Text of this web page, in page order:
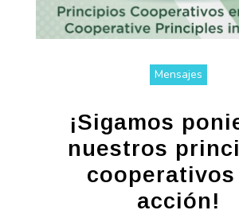
Mensajes
¡Sigamos
nuestros
cooperativos
acción!